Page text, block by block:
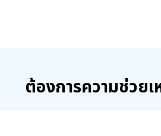
ต้องการความช่วยเ